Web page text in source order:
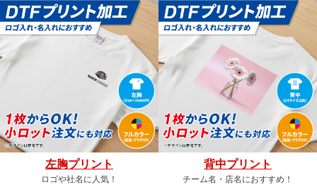
左胸プリント
ロゴや社名に人気！
背中プリント
チーム名・店名におすすめ！